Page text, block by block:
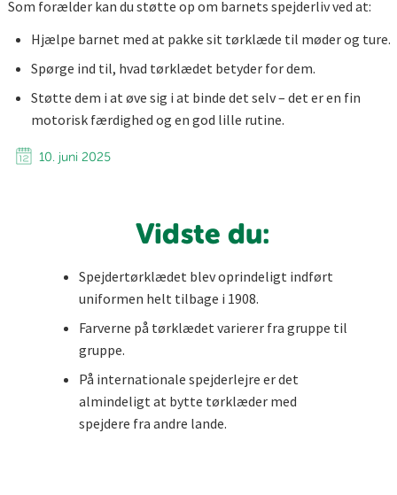
Som forælder kan du støtte op om barnets spejderliv ved at:
Hjælpe barnet med at pakke sit tørklæde til møder og ture.
Spørge ind til, hvad tørklædet betyder for dem.
Støtte dem i at øve sig i at binde det selv – det er en fin
motorisk færdighed og en god lille rutine.
10. juni 2025
Vidste du:
Spejdertørklædet blev oprindeligt indført
uniformen helt tilbage i 1908.
Farverne på tørklædet varierer fra gruppe til
gruppe.
På internationale spejderlejre er det
almindeligt at bytte tørklæder med
spejdere fra andre lande.